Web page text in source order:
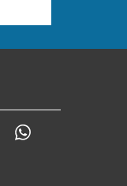
LinkedIn